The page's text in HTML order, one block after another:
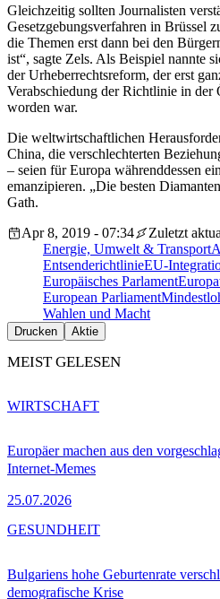
Gleichzeitig sollten Journalisten
Gesetzgebungsverfahren in Brüssel
die Themen erst dann bei den
ist“, sagte Zels. Als Beispiel nannte
der Urheberrechtsreform, der erst
Verabschiedung der Richtlinie in
worden war.
Die weltwirtschaftlichen
China, die verschlechterten
– seien für Europa währenddessen
emanzipieren. „Die besten
Gath.
Apr 8, 2019 - 07:34
Zuletzt
Energie, Umwelt & Transport
EntsenderichtlinieEU-
Europäisches Parlament
European Parliament
Wahlen und Macht
Drucken Aktie
MEIST GELESEN
Europäer machen aus den
Internet-Memes
25.07.2026
WIRTSCHAFT
Bulgariens hohe Geburtenrate
demografische Krise
GESUNDHEIT